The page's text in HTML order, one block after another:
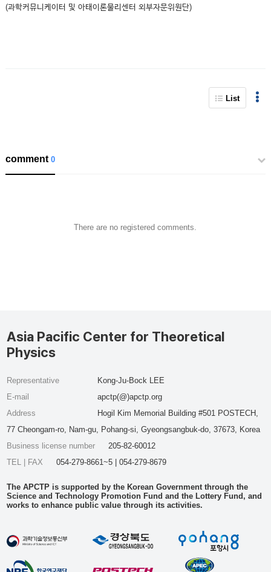
(과학커뮤니케이터 및 아태이론물리센터 외부자문위원단)
List
comment0
There are no registered comments.
Asia Pacific Center for Theoretical
Physics
Representative
Kong-Ju-Bock LEE
E-mail
apctp(@)apctp.org
Address
Hogil Kim Memorial Building #501 POSTECH,
77 Cheongam-ro, Nam-gu, Pohang-si, Gyeongsangbuk-do, 37673, Korea
Business license number
205-82-60012
TEL | FAX
054-279-8661~5 | 054-279-8679
The APCTP is supported by the Korean Government through the
Science and Technology Promotion Fund and the Lottery Fund, and
works to enhance public value through its activities.